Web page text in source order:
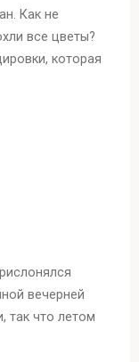
Как не
все цветы?
которая
вечерней
так что летом